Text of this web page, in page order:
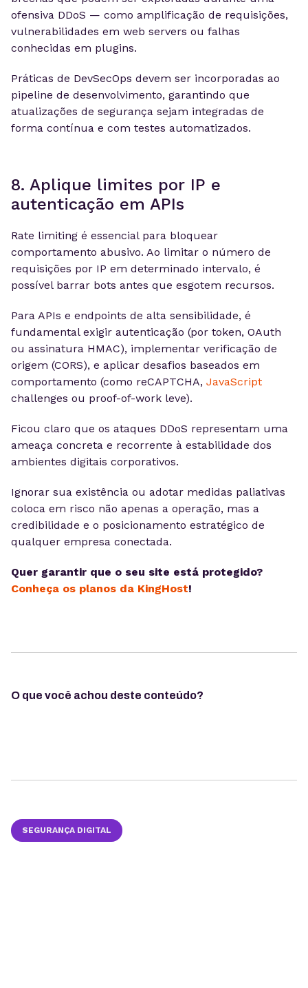
ofensiva DDoS — como amplificação de requisições,
vulnerabilidades em web servers ou falhas
conhecidas em plugins.
Práticas de DevSecOps devem ser incorporadas ao
pipeline de desenvolvimento, garantindo que
atualizações de segurança sejam integradas de
forma contínua e com testes automatizados.
8. Aplique limites por IP e
autenticação em APIs
Rate limiting é essencial para bloquear
comportamento abusivo. Ao limitar o número de
requisições por IP em determinado intervalo, é
possível barrar bots antes que esgotem recursos.
Para APIs e endpoints de alta sensibilidade, é
fundamental exigir autenticação (por token, OAuth
ou assinatura HMAC), implementar verificação de
origem (CORS), e aplicar desafios baseados em
comportamento (como reCAPTCHA, JavaScript
challenges ou proof-of-work leve).
Ficou claro que os ataques DDoS representam uma
ameaça concreta e recorrente à estabilidade dos
ambientes digitais corporativos.
Ignorar sua existência ou adotar medidas paliativas
coloca em risco não apenas a operação, mas a
credibilidade e o posicionamento estratégico de
qualquer empresa conectada.
Quer garantir que o seu site está protegido?
Conheça os planos da KingHost!
O que você achou deste conteúdo?
SEGURANÇA DIGITAL